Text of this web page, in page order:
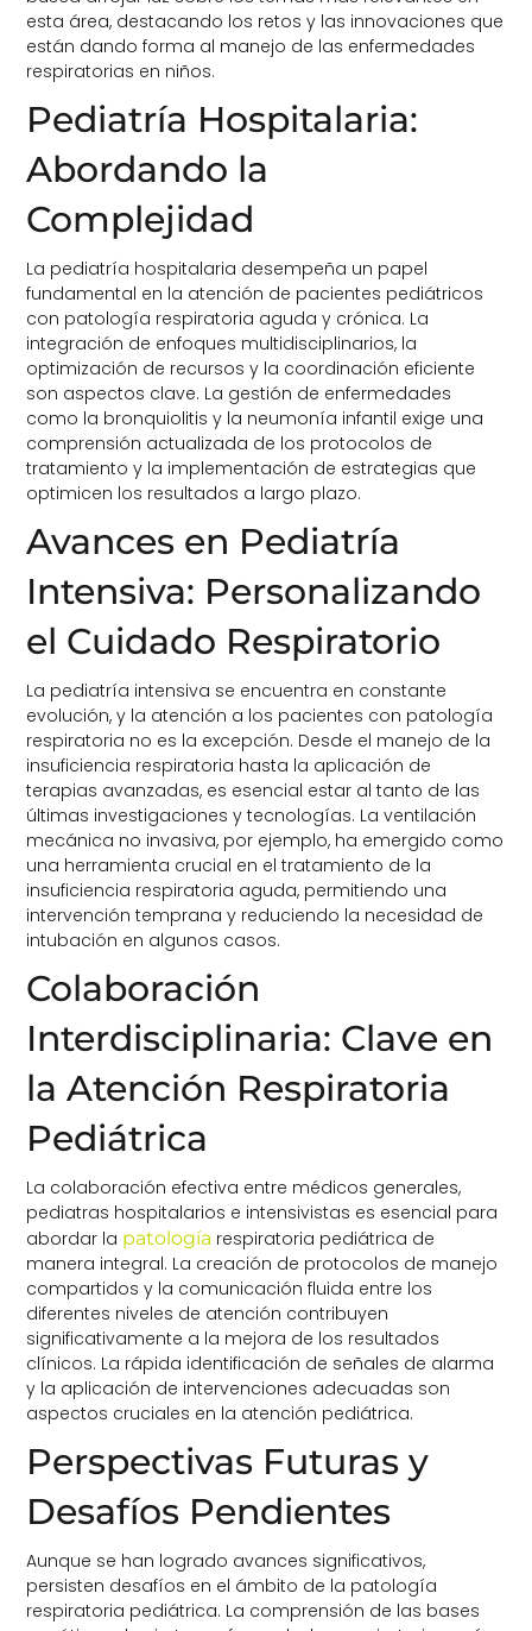
esta área, destacando los retos y las innovaciones que
están dando forma al manejo de las enfermedades
respiratorias en niños.
Pediatría Hospitalaria:
Abordando la
Complejidad
La pediatría hospitalaria desempeña un papel
fundamental en la atención de pacientes pediátricos
con patología respiratoria aguda y crónica. La
integración de enfoques multidisciplinarios, la
optimización de recursos y la coordinación eficiente
son aspectos clave. La gestión de enfermedades
como la bronquiolitis y la neumonía infantil exige una
comprensión actualizada de los protocolos de
tratamiento y la implementación de estrategias que
optimicen los resultados a largo plazo.
Avances en Pediatría
Intensiva: Personalizando
el Cuidado Respiratorio
La pediatría intensiva se encuentra en constante
evolución, y la atención a los pacientes con patología
respiratoria no es la excepción. Desde el manejo de la
insuficiencia respiratoria hasta la aplicación de
terapias avanzadas, es esencial estar al tanto de las
últimas investigaciones y tecnologías. La ventilación
mecánica no invasiva, por ejemplo, ha emergido como
una herramienta crucial en el tratamiento de la
insuficiencia respiratoria aguda, permitiendo una
intervención temprana y reduciendo la necesidad de
intubación en algunos casos.
Colaboración
Interdisciplinaria: Clave en
la Atención Respiratoria
Pediátrica
La colaboración efectiva entre médicos generales,
pediatras hospitalarios e intensivistas es esencial para
abordar la patología respiratoria pediátrica de
manera integral. La creación de protocolos de manejo
compartidos y la comunicación fluida entre los
diferentes niveles de atención contribuyen
significativamente a la mejora de los resultados
clínicos. La rápida identificación de señales de alarma
y la aplicación de intervenciones adecuadas son
aspectos cruciales en la atención pediátrica.
Perspectivas Futuras y
Desafíos Pendientes
Aunque se han logrado avances significativos,
persisten desafíos en el ámbito de la patología
respiratoria pediátrica. La comprensión de las bases